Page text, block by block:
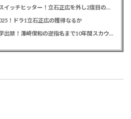
カープドラ1平川蓮！187cmのスイッチヒッター！立石正広を外し2度目の重複も新井監督がクジを引き当てる！【ドラフト会議2025】
！ドラ1立石正広の獲得なるか
緒方孝市カープドラ3指名で青学出禁！澤﨑俊和の逆指名まで10年間スカウト出禁